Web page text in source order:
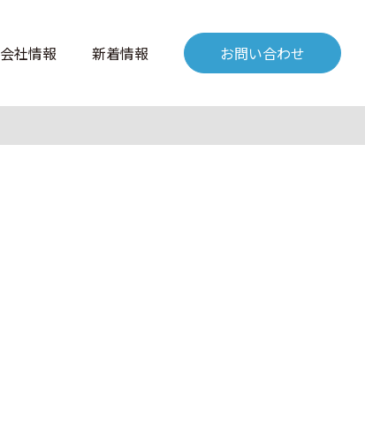
会社情報 新着情報 お問い合わせ